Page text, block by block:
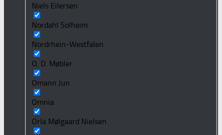
Niels Eilersen
Nordahl Solheim
Nordrhein-Westfalen
O. D. Møbler
Omann Jun
Omnia
Orla Mølgaard Nielsen